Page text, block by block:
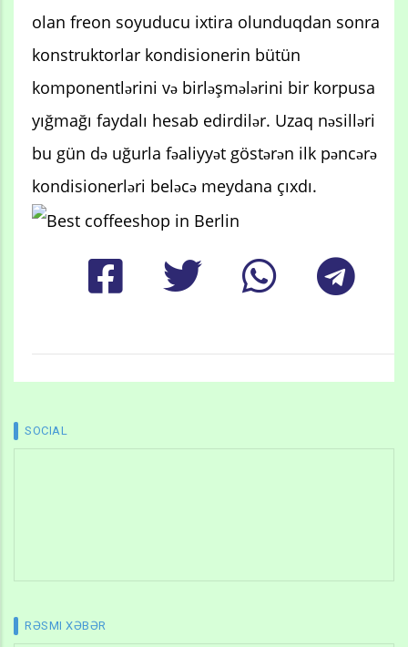
olan freon soyuducu ixtira olunduqdan sonra
konstruktorlar kondisionerin bütün
komponentlərini və birləşmələrini bir korpusa
yığmağı faydalı hesab edirdilər. Uzaq nəsilləri
bu gün də uğurla fəaliyyət göstərən ilk pəncərə
kondisionerləri beləcə meydana çıxdı.
SOCIAL
RƏSMI XƏBƏR